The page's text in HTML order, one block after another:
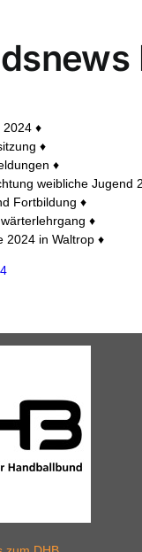
2024 ♦
♦
♦
weibliche Jugend
Fortbildung ♦
♦
2024 in Waltrop ♦